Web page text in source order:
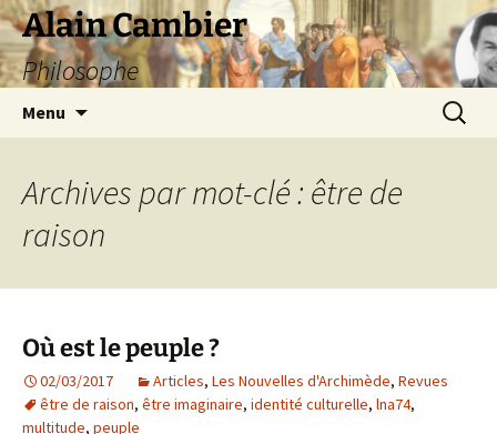
Aller
au
contenu
Alain Cambier
Philosophe
Menu
Archives par mot-clé : être de
raison
Où est le peuple ?
02/03/2017 Articles, Les Nouvelles d'Archimède, Revues
être de raison, être imaginaire, identité culturelle, lna74,
multitude, peuple